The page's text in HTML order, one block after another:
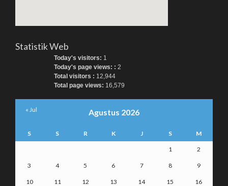
Statistik Web
Today's visitors: 1
Today's page views: : 2
Total visitors : 12,944
Total page views: 16,579
Agustus 2026
S S R K J S M
1 2
3 4 5 6 7 8 9
10 11 12 13 14 15 16
« Jul